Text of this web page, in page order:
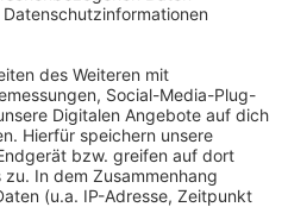
"Steeler Jungs" haben
in anderen Städten: Zur
in Düsseldorf und zu den
und
Die Rundgänge der
groß, weil sich die
so Innenminister Reul.